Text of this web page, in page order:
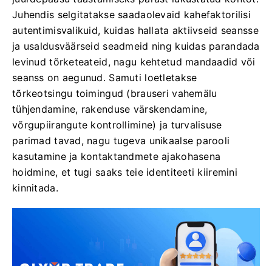
Juhendis selgitatakse saadaolevaid kahefaktorilisi
autentimisvalikuid, kuidas hallata aktiivseid seansse
ja usaldusväärseid seadmeid ning kuidas parandada
levinud tõrketeateid, nagu kehtetud mandaadid või
seanss on aegunud. Samuti loetletakse
tõrkeotsingu toimingud (brauseri vahemälu
tühjendamine, rakenduse värskendamine,
võrgupiirangute kontrollimine) ja turvalisuse
parimad tavad, nagu tugeva unikaalse parooli
kasutamine ja kontaktandmete ajakohasena
hoidmine, et tugi saaks teie identiteeti kiiremini
kinnitada.